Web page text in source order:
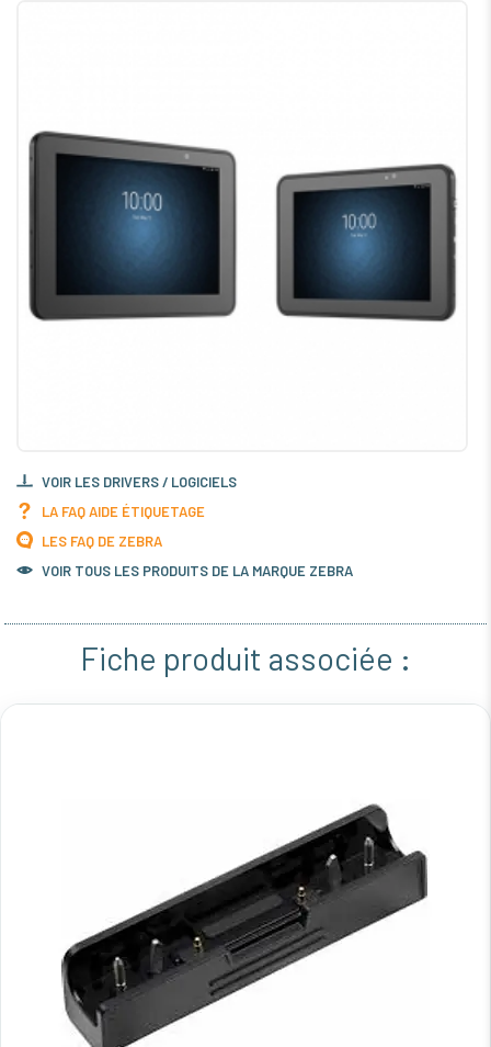
VOIR LES DRIVERS / LOGICIELS
LA FAQ AIDE ÉTIQUETAGE
LES FAQ DE ZEBRA
VOIR TOUS LES PRODUITS DE LA MARQUE ZEBRA
Fiche produit associée :